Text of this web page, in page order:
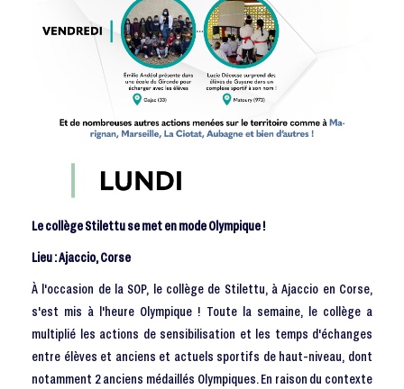
Le collège Stilettu se met en mode Olympique !
Lieu : Ajaccio, Corse
À l'occasion de la SOP, le collège de Stilettu, à Ajaccio en Corse,
s'est mis à l'heure Olympique ! Toute la semaine, le collège a
multiplié les actions de sensibilisation et les temps d'échanges
entre élèves et anciens et actuels sportifs de haut-niveau, dont
notamment 2 anciens médaillés Olympiques. En raison du contexte